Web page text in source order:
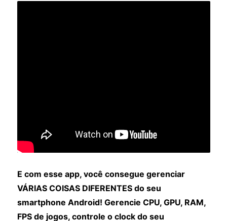
E com esse app, você consegue gerenciar
VÁRIAS COISAS DIFERENTES do seu
smartphone Android! Gerencie CPU, GPU, RAM,
FPS de jogos, controle o clock do seu